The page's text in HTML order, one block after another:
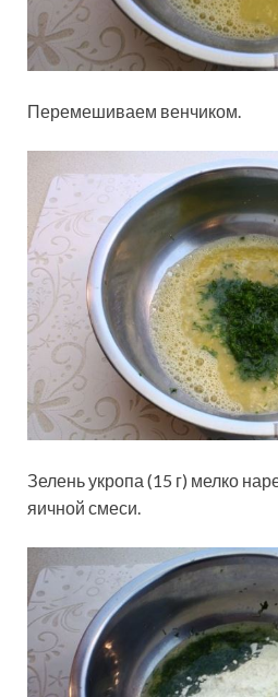
Перемешиваем венчиком.
Зелень укропа (15 г) мелко
яичной смеси.